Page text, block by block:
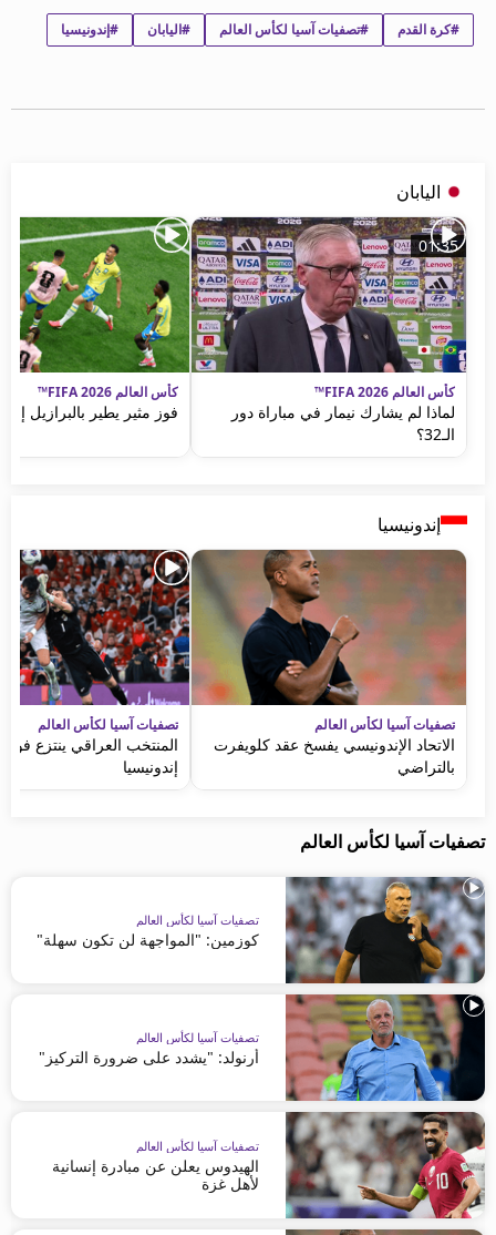
#كرة القدم #تصفيات آسيا لكأس العالم #اليابان #إندونيسيا
اليابان
01:35
كأس العالم FIFA 2026™
لماذا لم يشارك نيمار في مباراة دور
الـ32؟
كأس العالم FIFA 2026™
فوز مثير يطير بالبرازيل
إندونيسيا
تصفيات آسيا لكأس العالم
الاتحاد الإندونيسي يفسخ عقد كلويفرت
بالتراضي
تصفيات آسيا لكأس العالم
المنتخب العراقي ينتزع
إندونيسيا
تصفيات آسيا لكأس العالم
تصفيات آسيا لكأس العالم
كوزمين: "المواجهة لن تكون سهلة"
تصفيات آسيا لكأس العالم
أرنولد: "يشدد على ضرورة التركيز"
تصفيات آسيا لكأس العالم
الهيدوس يعلن عن مبادرة إنسانية
لأهل غزة